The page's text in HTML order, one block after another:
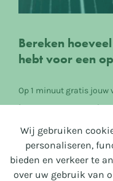
Bereken
hebt voor een
Op 1 minuut gratis jouw
je gegevens zo
hieronder en we sturen
Lees meer
Wij gebruiken
personaliseren,
bieden en verkeer te
over uw gebruik van